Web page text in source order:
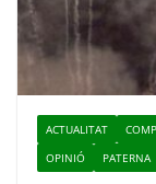
ACTUALITAT
OPINIÓ
PATERNA